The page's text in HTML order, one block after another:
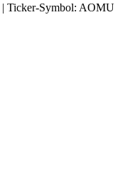
| Ticker-Symbol: AOMU